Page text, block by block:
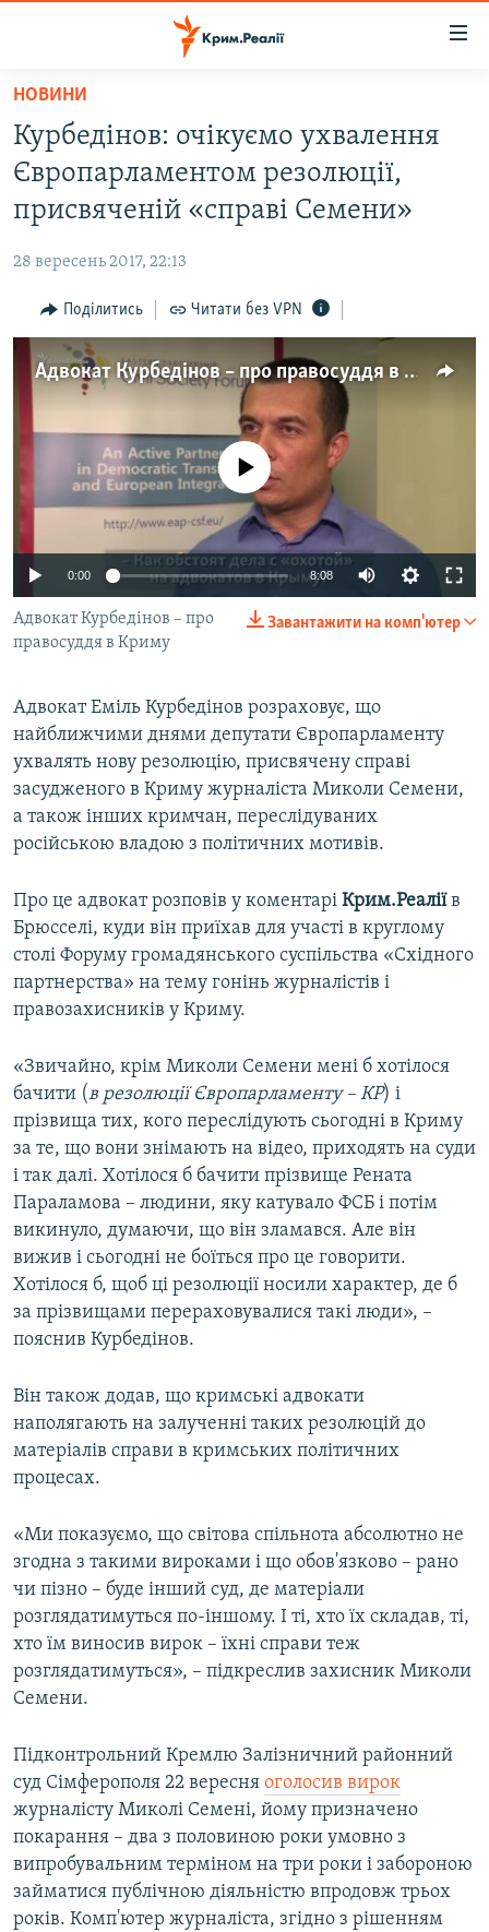
Перейти
основного
матеріалу
Перейти
до
основної
навігації
Перейти
до
пошуку
НОВИНИ
ВОДА.КРИМ
ВІДЕО ТА ФОТО
БЛОГИ
ПОГЛЯД
ІНТЕРВ'Ю
ВСЕ ЗА ДЕНЬ
СПЕЦПРОЕКТИ
ДЕПОРТАЦІЯ
ВІДЕОУРОКИ «ELIFBE»
СВІДЧЕННЯ ОКУПАЦІЇ
УКРАЇНСЬКА ПРОБЛЕМА КРИМУ
ІНФОГРАФІКА
ЯК ОБІЙТИ БЛОКУВАННЯ
Qırımtatar
ДОЛУЧАЙСЯ!
Усі сайти RFE/RL
НОВИНИ
Курбедінов: очікуємо ухвалення
Європарламентом резолюції,
присвяченій «справі Семени»
28 вересень 2017, 22:13
Поділитись Читати без VPN
Адвокат Курбедінов – про правосуддя в Криму
No media source currently available
0:00 8:08
Завантажити на комп'ютер
Адвокат Курбедінов – про
правосуддя в Криму
Адвокат Еміль Курбедінов розраховує, що
найближчими днями депутати Європарламенту
ухвалять нову резолюцію, присвячену справі
засудженого в Криму журналіста Миколи Семени,
а також інших кримчан, переслідуваних
російською владою з політичних мотивів.
Про це адвокат розповів у коментарі Крим.Реаліїв
Брюсселі, куди він приїхав для участі в круглому
столі Форуму громадянського суспільства «Східного
партнерства» на тему гонінь журналістів і
правозахисників у Криму.
«Звичайно, крім Миколи Семени мені б хотілося
бачити (в резолюції Європарламенту – КР) і
прізвища тих, кого переслідують сьогодні в Криму
за те, що вони знімають на відео, приходять на суди
і так далі. Хотілося б бачити прізвище Рената
Параламова – людини, яку катувало ФСБ і потім
викинуло, думаючи, що він зламався. Але він
вижив і сьогодні не боїться про це говорити.
Хотілося б, щоб ці резолюції носили характер, де б
за прізвищами перераховувалися такі люди», –
пояснив Курбедінов.
Він також додав, що кримські адвокати
наполягають на залученні таких резолюцій до
матеріалів справи в кримських політичних
процесах.
«Ми показуємо, що світова спільнота абсолютно не
згодна з такими вироками і що обов'язково – рано
чи пізно – буде інший суд, де матеріали
розглядатимуться по-іншому. І ті, хто їх складав, ті,
хто їм виносив вирок – їхні справи теж
розглядатимуться», – підкреслив захисник Миколи
Семени.
Підконтрольний Кремлю Залізничний районний
суд Сімферополя 22 вересня оголосив вирок
журналісту Миколі Семені, йому призначено
покарання – два з половиною роки умовно з
випробувальним терміном на три роки і забороною
займатися публічною діяльністю впродовж трьох
років. Комп'ютер журналіста, згідно з рішенням